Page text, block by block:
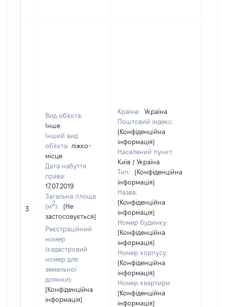
3
Вид об'єкта:
Інше
Інший вид
об'єкта: ліжко-
місце
Дата набуття
права:
17.07.2019
Загальна площа
(м2):
[Не
застосовується]
Реєстраційний
номер
(кадастровий
номер для
земельної
ділянки):
[Конфіденційна
інформація]
Країна:
Україна
Поштовий індекс:
[Конфіденційна
інформація]
Населений пункт:
Київ / Україна
Тип:
[Конфіденційна
інформація]
Назва:
[Конфіденційна
інформація]
Номер будинку:
[Конфіденційна
інформація]
Номер корпусу:
[Конфіденційна
інформація]
Номер квартири:
[Конфіденційна
інформація]